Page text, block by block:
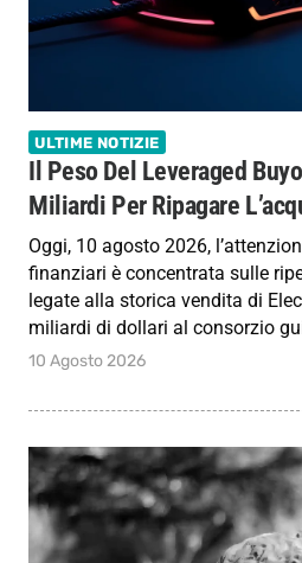
ULTIME NOTIZIE
Il Peso Del Leveraged
Miliardi Per Ripagare
Oggi, 10 agosto 2026,
finanziari è concentrata sulle
legate alla storica vendita di
miliardi di dollari al consorzio
10 Agosto 2026